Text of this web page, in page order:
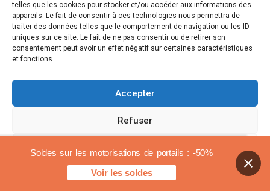
telles que les cookies pour stocker et/ou accéder aux informations des
appareils. Le fait de consentir à ces technologies nous permettra de
traiter des données telles que le comportement de navigation ou les ID
uniques sur ce site. Le fait de ne pas consentir ou de retirer son
consentement peut avoir un effet négatif sur certaines caractéristiques
et fonctions.
Accepter
Refuser
Voir les préférences
Politica sui cookieAvvisi legali
esterni.
Scegli il tipo di guaina adatta per ogni cavo.
Per i cavi elettrici è spesso consigliata una
guaina ICTA con diametro di 20 mm o 25
Calcolare il numero di condotti in base al
numero di circuiti distinti e al loro percorso.
per i cavi di segnalazione e di controllo per
È inoltre importante rispettare le norme di
Soldes sur les motorisations de portails : -50%
Voir les soldes